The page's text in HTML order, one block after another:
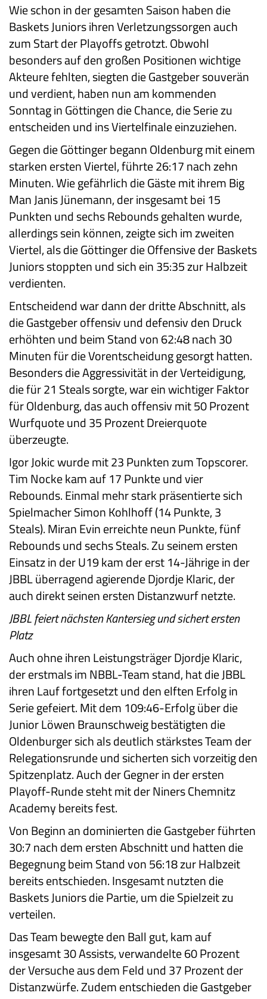
Wie schon in der gesamten Saison haben die
Baskets Juniors ihren Verletzungssorgen auch
zum Start der Playoffs getrotzt. Obwohl
besonders auf den großen Positionen wichtige
Akteure fehlten, siegten die Gastgeber souverän
und verdient, haben nun am kommenden
Sonntag in Göttingen die Chance, die Serie zu
entscheiden und ins Viertelfinale einzuziehen.
Gegen die Göttinger begann Oldenburg mit einem
starken ersten Viertel, führte 26:17 nach zehn
Minuten. Wie gefährlich die Gäste mit ihrem Big
Man Janis Jünemann, der insgesamt bei 15
Punkten und sechs Rebounds gehalten wurde,
allerdings sein können, zeigte sich im zweiten
Viertel, als die Göttinger die Offensive der Baskets
Juniors stoppten und sich ein 35:35 zur Halbzeit
verdienten.
Entscheidend war dann der dritte Abschnitt, als
die Gastgeber offensiv und defensiv den Druck
erhöhten und beim Stand von 62:48 nach 30
Minuten für die Vorentscheidung gesorgt hatten.
Besonders die Aggressivität in der Verteidigung,
die für 21 Steals sorgte, war ein wichtiger Faktor
für Oldenburg, das auch offensiv mit 50 Prozent
Wurfquote und 35 Prozent Dreierquote
überzeugte.
Igor Jokic wurde mit 23 Punkten zum Topscorer.
Tim Nocke kam auf 17 Punkte und vier
Rebounds. Einmal mehr stark präsentierte sich
Spielmacher Simon Kohlhoff (14 Punkte, 3
Steals). Miran Evin erreichte neun Punkte, fünf
Rebounds und sechs Steals. Zu seinem ersten
Einsatz in der U19 kam der erst 14-Jährige in der
JBBL überragend agierende Djordje Klaric, der
auch direkt seinen ersten Distanzwurf netzte.
JBBL feiert nächsten Kantersieg und sichert ersten
Platz
Auch ohne ihren Leistungsträger Djordje Klaric,
der erstmals im NBBL-Team stand, hat die JBBL
ihren Lauf fortgesetzt und den elften Erfolg in
Serie gefeiert. Mit dem 109:46-Erfolg über die
Junior Löwen Braunschweig bestätigten die
Oldenburger sich als deutlich stärkstes Team der
Relegationsrunde und sicherten sich vorzeitig den
Spitzenplatz. Auch der Gegner in der ersten
Playoff-Runde steht mit der Niners Chemnitz
Academy bereits fest.
Von Beginn an dominierten die Gastgeber führten
30:7 nach dem ersten Abschnitt und hatten die
Begegnung beim Stand von 56:18 zur Halbzeit
bereits entschieden. Insgesamt nutzten die
Baskets Juniors die Partie, um die Spielzeit zu
verteilen.
Das Team bewegte den Ball gut, kam auf
insgesamt 30 Assists, verwandelte 60 Prozent
der Versuche aus dem Feld und 37 Prozent der
Distanzwürfe. Zudem entschieden die Gastgeber